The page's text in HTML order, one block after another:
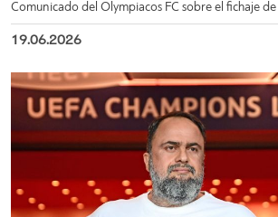
Comunicado del Olympiacos FC sobre el fichaje
19.06.2026